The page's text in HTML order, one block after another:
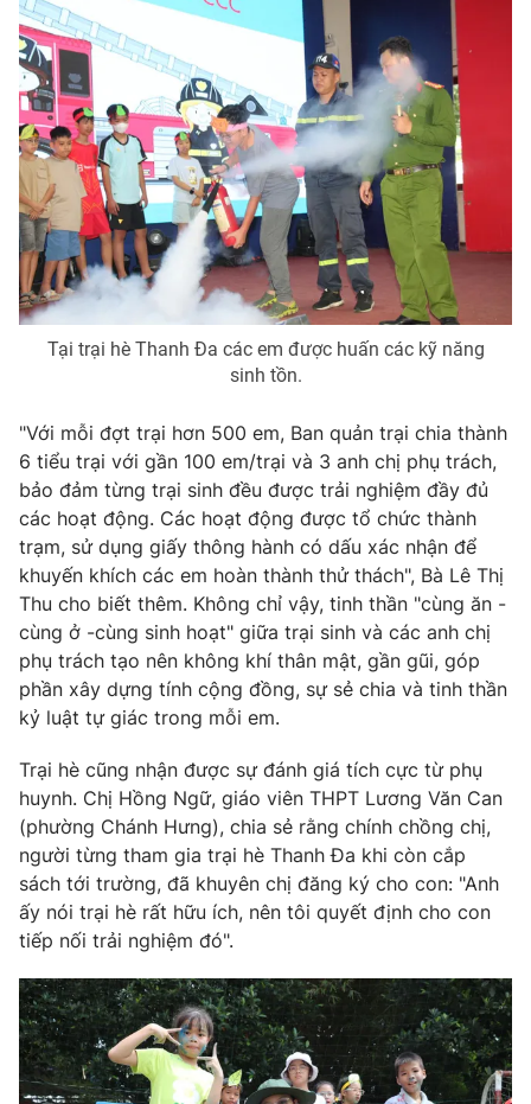
Tại trại hè Thanh Đa các em được huấn các kỹ năng
sinh tồn.
"Với mỗi đợt trại hơn 500 em, Ban quản trại chia thành
6 tiểu trại với gần 100 em/trại và 3 anh chị phụ trách,
bảo đảm từng trại sinh đều được trải nghiệm đầy đủ
các hoạt động. Các hoạt động được tổ chức thành
trạm, sử dụng giấy thông hành có dấu xác nhận để
khuyến khích các em hoàn thành thử thách", Bà Lê Thị
Thu cho biết thêm. Không chỉ vậy, tinh thần "cùng ăn -
cùng ở -cùng sinh hoạt" giữa trại sinh và các anh chị
phụ trách tạo nên không khí thân mật, gần gũi, góp
phần xây dựng tính cộng đồng, sự sẻ chia và tinh thần
kỷ luật tự giác trong mỗi em.
Trại hè cũng nhận được sự đánh giá tích cực từ phụ
huynh. Chị Hồng Ngữ, giáo viên THPT Lương Văn Can
(phường Chánh Hưng), chia sẻ rằng chính chồng chị,
người từng tham gia trại hè Thanh Đa khi còn cắp
sách tới trường, đã khuyên chị đăng ký cho con: "Anh
ấy nói trại hè rất hữu ích, nên tôi quyết định cho con
tiếp nối trải nghiệm đó".